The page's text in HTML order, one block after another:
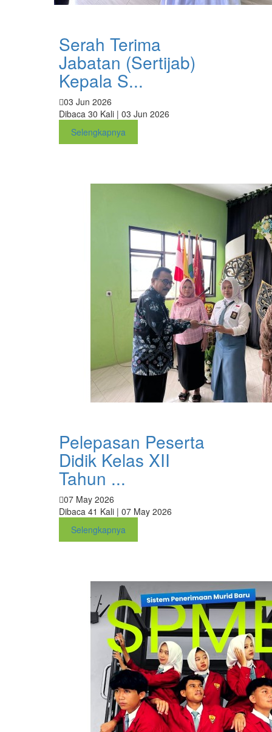
Serah Terima
Jabatan (Sertijab)
Kepala S...
03 Jun 2026
Dibaca 30 Kali | 03 Jun 2026
Selengkapnya
Pelepasan Peserta
Didik Kelas XII
Tahun ...
07 May 2026
Dibaca 41 Kali | 07 May 2026
Selengkapnya